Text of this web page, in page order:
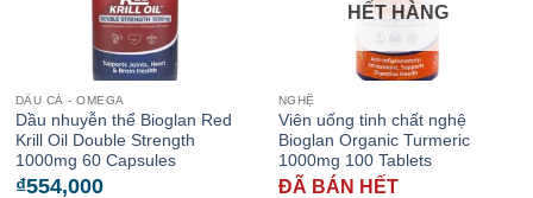
DẦU CÁ - OMEGA
Dầu nhuyễn thể Bioglan Red
Krill Oil Double Strength
1000mg 60 Capsules
₫554,000
HẾT HÀNG
NGHỆ
Viên uống tinh chất nghệ
Bioglan Organic Turmeric
1000mg 100 Tablets
ĐÃ BÁN HẾT